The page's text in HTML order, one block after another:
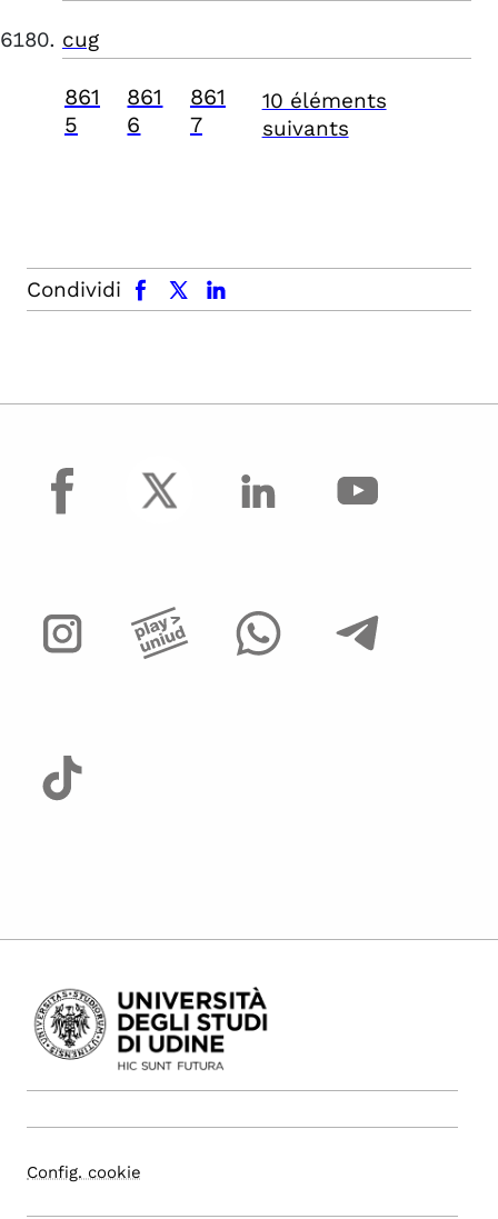
cug
861
5
861
6
861
7
10 éléments
suivants
Condividi
facebook x.com linkedin
facebook
Config. cookie